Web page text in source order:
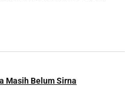
Masih Belum Sirna